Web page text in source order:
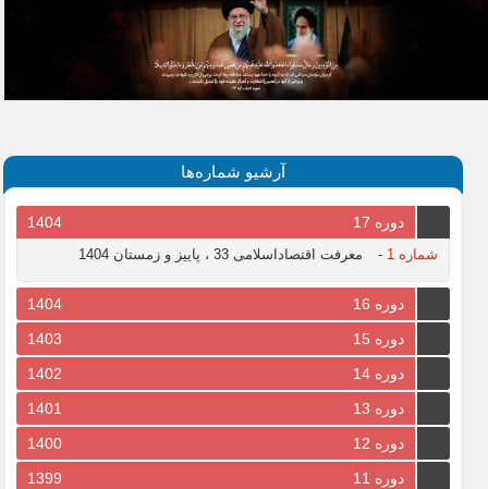
آرشیو شماره‌ها
دوره 17 1404
شماره 1 - معرفت اقتصاداسلامی 33 ، پاییز و زمستان 1404
دوره 16
1404
دوره 15
1403
دوره 14
1402
دوره 13
1401
دوره 12
1400
دوره 11
1399